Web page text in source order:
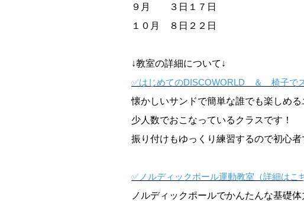
９月 ３日１７日
１０月 ８日２２日
↓教室の詳細について↓
✅はじめてのDISCOWORLD ＆ 椅子でス
懐かしいサンドで簡単な誰でも楽しめる
少人数でおこなっているクラスです！
振り付けもゆっくり練習するので初心者
✅ノルディックポール運動教室（詳細はこ
ノルディックポールでかんたんな基礎体